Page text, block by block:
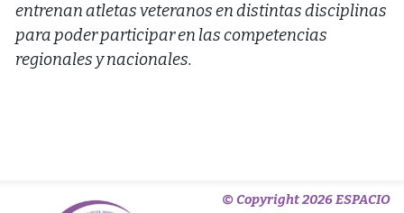
entrenan atletas veteranos en distintas disciplinas
para poder participar en las competencias
regionales y nacionales.
© Copyright 2026 ESPACIO